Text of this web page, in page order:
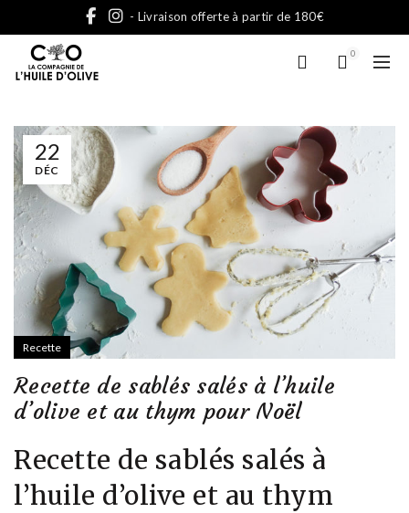
- Livraison offerte à partir de 180€
0
22
DÉC
Recette
Recette de sablés salés à l’huile
d’olive et au thym pour Noël
Recette de sablés salés à
l’huile d’olive et au thym